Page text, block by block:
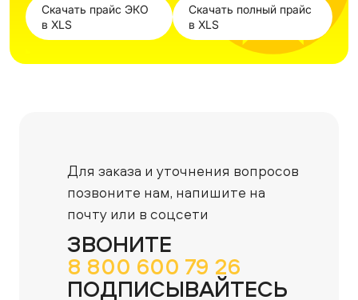
Скачать прайс ЭКО
в XLS
Скачать полный прайс
в XLS
Для заказа и уточнения вопросов
позвоните нам, напишите на
почту или в соцсети
ЗВОНИТЕ
8 800 600 79 26
ПОДПИСЫВАЙТЕСЬ